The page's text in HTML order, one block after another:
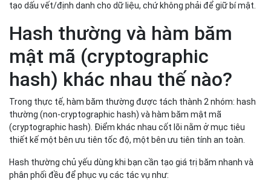
tạo dấu vết/định danh cho dữ liệu, chứ không phải để giữ bí mật.
Hash thường và hàm băm
mật mã (cryptographic
hash) khác nhau thế nào?
Trong thực tế, hàm băm thường được tách thành 2 nhóm: hash
thường (non-cryptographic hash) và hàm băm mật mã
(cryptographic hash). Điểm khác nhau cốt lõi nằm ở mục tiêu
thiết kế một bên ưu tiên tốc độ, một bên ưu tiên tính an toàn.
Hash thường chủ yếu dùng khi bạn cần tạo giá trị băm nhanh và
phân phối đều để phục vụ các tác vụ như: